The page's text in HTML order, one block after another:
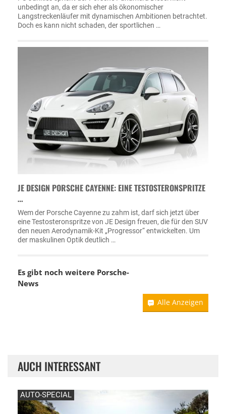
unbedingt an, da er sich eher als ökonomischer
Langstreckenläufer mit dynamischen Ambitionen betrachtet.
Doch es kann nicht schaden, der sportlichen …
JE DESIGN PORSCHE CAYENNE: EINE TESTOSTERONSPRITZE
…
Wem der Porsche Cayenne zu zahm ist, darf sich jetzt über
eine Testosteronspritze von JE Design freuen, die für den SUV
den neuen Aerodynamik-Kit „Progressor“ entwickelten. Um
der maskulinen Optik deutlich …
Es gibt noch weitere Porsche-
News
Alle Anzeigen
AUCH INTERESSANT
AUTO-SPECIAL